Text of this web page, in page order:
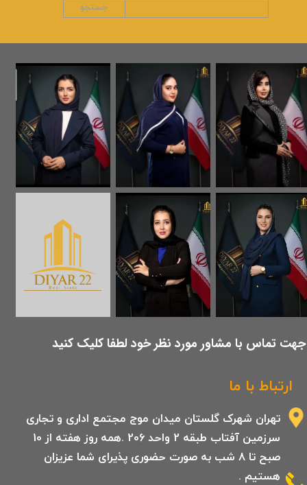
ارتباط با ما
تهران شهرک گلستان میدان موج مجتمع اداری و تجاری
سرزمین آفتاب طبقه 2 واحد 206 .همه روز هفته از 10
صبح تا 8 شب به صورت حضوری پذیرای شما عزیزان
هستیم .
​جهت تماس با مشاور مورد نظر خود لطفا کلیک کنید
جستجو